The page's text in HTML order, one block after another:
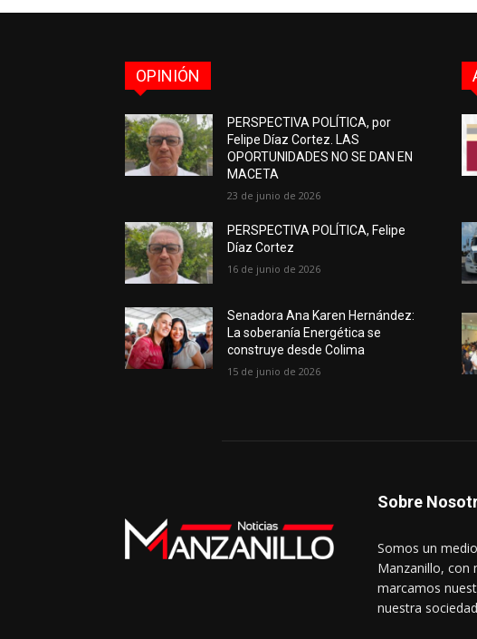
OPINIÓN
PERSPECTIVA POLÍTICA, por
Felipe Díaz Cortez. LAS
OPORTUNIDADES NO SE DAN EN
MACETA
23 de junio de 2026
PERSPECTIVA POLÍTICA, Felipe
Díaz Cortez
16 de junio de 2026
Senadora Ana Karen Hernández:
La soberanía Energética se
construye desde Colima
15 de junio de 2026
Sobre
Somos un
Manzanillo, con
marcamos
nuestra